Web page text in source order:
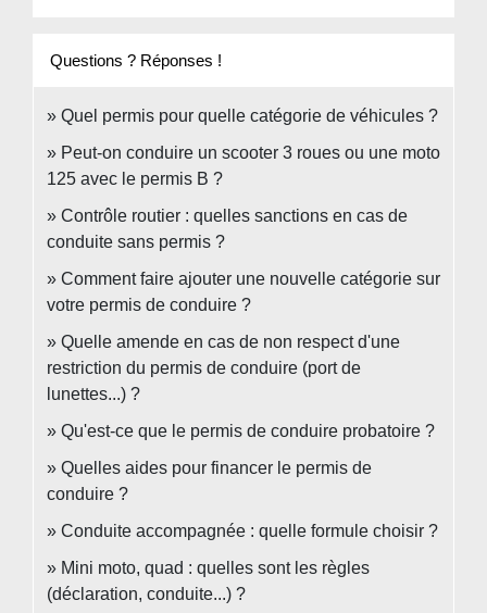
Questions ? Réponses !
Quel permis pour quelle catégorie de véhicules ?
Peut-on conduire un scooter 3 roues ou une moto
125 avec le permis B ?
Contrôle routier : quelles sanctions en cas de
conduite sans permis ?
Comment faire ajouter une nouvelle catégorie sur
votre permis de conduire ?
Quelle amende en cas de non respect d'une
restriction du permis de conduire (port de
lunettes...) ?
Qu'est-ce que le permis de conduire probatoire ?
Quelles aides pour financer le permis de
conduire ?
Conduite accompagnée : quelle formule choisir ?
Mini moto, quad : quelles sont les règles
(déclaration, conduite...) ?